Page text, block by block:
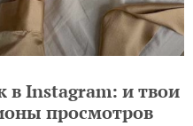
в Instagram: и твои
просмотров